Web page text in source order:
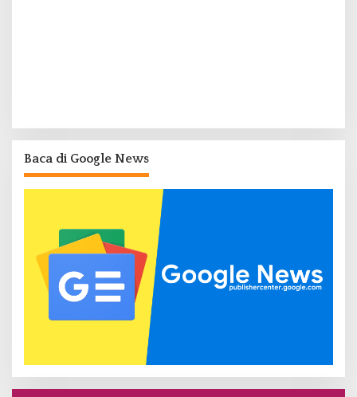
Baca di Google News